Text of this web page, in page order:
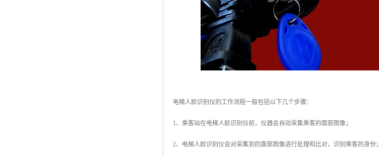
电梯人脸识别仪的工作流程一般包括以下几个步骤：
1、乘客站在电梯人脸识别仪前，仪器会自动采集乘客的面部图像；
2、电梯人脸识别仪会对采集到的面部图像进行处理和比对，识别乘客的身份；